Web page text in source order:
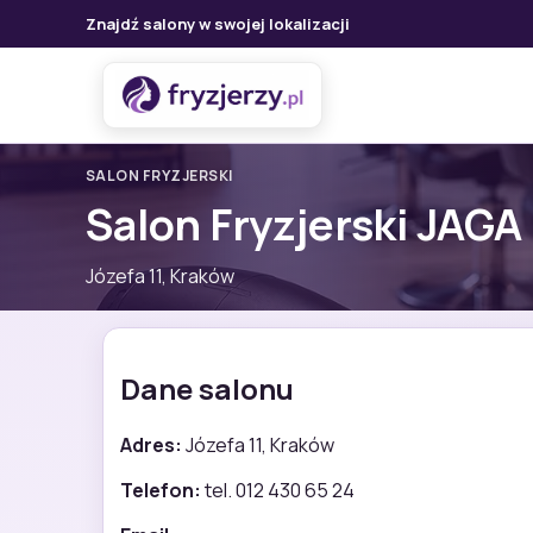
Znajdź salony w swojej lokalizacji
SALON FRYZJERSKI
Salon Fryzjerski JAGA
Józefa 11, Kraków
Dane salonu
Adres: Józefa 11, Kraków
Telefon: tel. 012 430 65 24